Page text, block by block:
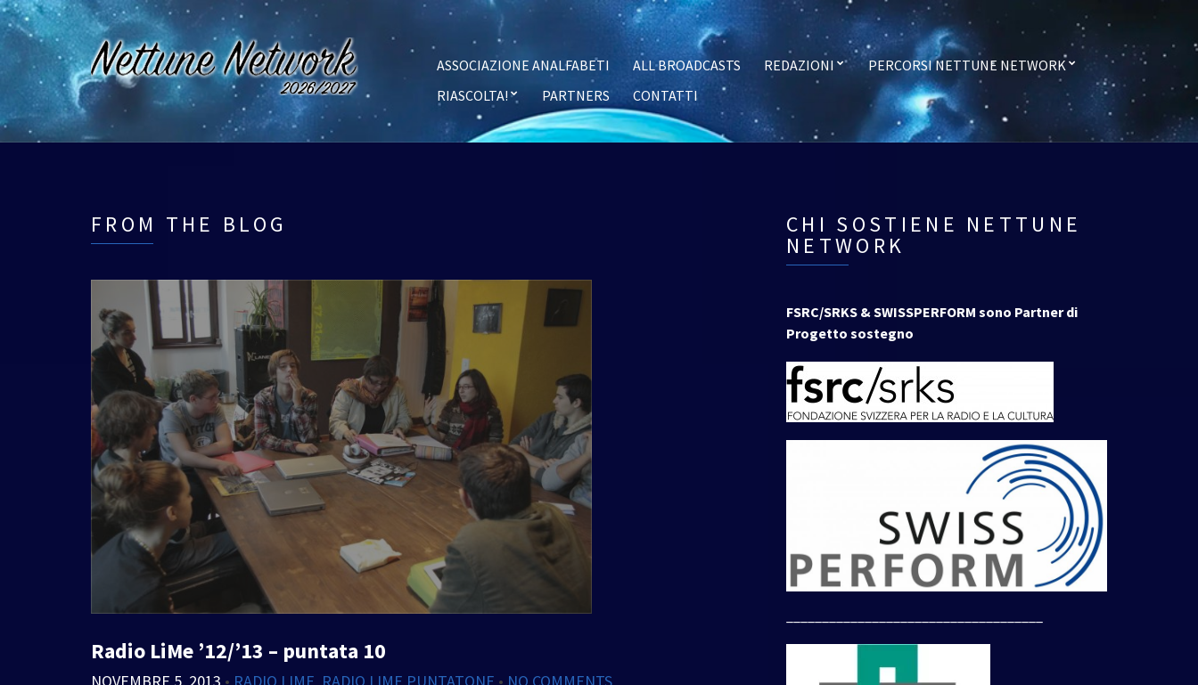
ASSOCIAZIONE ANALFABETI ALL BROADCASTS REDAZIONI
PERCORSI NETTUNE NETWORK
RIASCOLTA!
PARTNERS CONTATTI
FROM THE BLOG
Radio LiMe ’12/’13 – puntata 10
CHI SOSTIENE NETTUNE
NETWORK
FSRC/SRKS & SWISSPERFORM sono Partner di
Progetto sostegno